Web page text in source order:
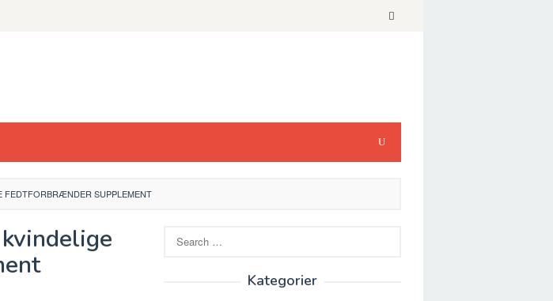
FEDTFORBRÆNDER SUPPLEMENT
for:
Kategorier